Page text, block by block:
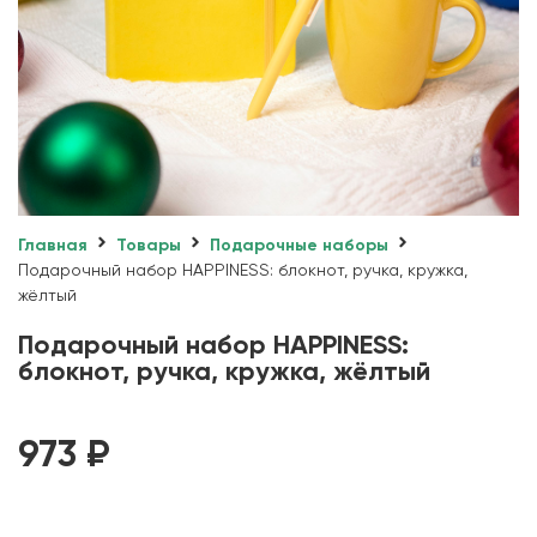
Главная Товары
Подарочные наборы
Подарочный набор HAPPINESS: блокнот, ручка, кружка,
жёлтый
Подарочный набор HAPPINESS:
блокнот, ручка, кружка, жёлтый
973 ₽